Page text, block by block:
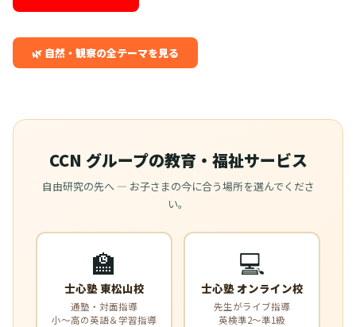
🌿 自然・観察の全テーマを見る
CCN グループの教育・福祉サービス
自由研究の先へ — お子さまの今に合う場所を選んでくださ
い。
🏫
士心塾 東松山校
通塾・対面指導
小〜高の英語＆学習指導
💻
士心塾 オンライン校
先生がライブ指導
英検準2〜準1級